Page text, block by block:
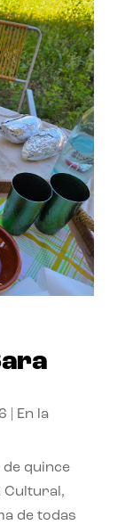
En la
de quince
Cultural,
de todas